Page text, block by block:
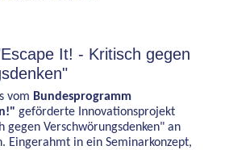
It! - Kritisch gegen
vom Bundesprogramm
geförderte Innovationsprojekt
gegen Verschwörungsdenken" an
Eingerahmt in ein Seminarkonzept,